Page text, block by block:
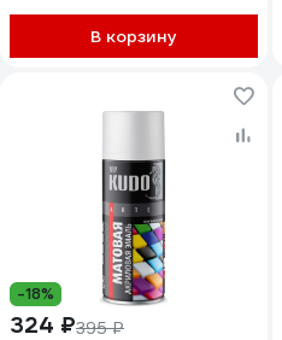
В корзину
-18%
324 ₽395 ₽